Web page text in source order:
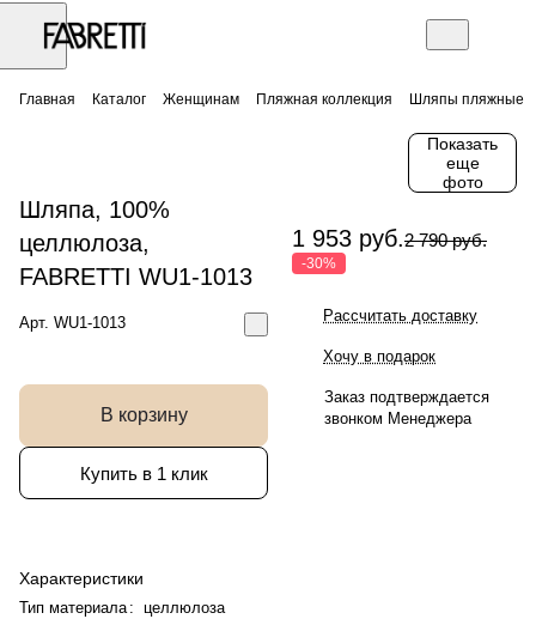
Главная Каталог Женщинам Пляжная коллекция Шляпы пляжные
Показать
еще
фото
Шляпа, 100%
целлюлоза,
FABRETTI WU1-1013
Арт. WU1-1013
В корзину
Купить в 1 клик
Характеристики
Тип материала : целлюлоза
1 953 руб.2 790 руб.
-30%
Рассчитать доставку
Хочу в подарок
Заказ подтверждается
звонком Менеджера